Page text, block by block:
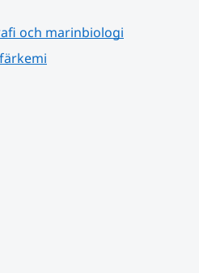
och marinbiologi